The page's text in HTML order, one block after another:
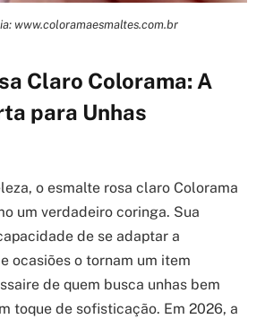
www.coloramaesmaltes.com.br
Claro Colorama: A
para Unhas
o esmalte rosa claro Colorama
um verdadeiro coringa. Sua
de se adaptar a
ocasiões o tornam um item
de quem busca unhas bem
toque de sofisticação. Em 2026, a